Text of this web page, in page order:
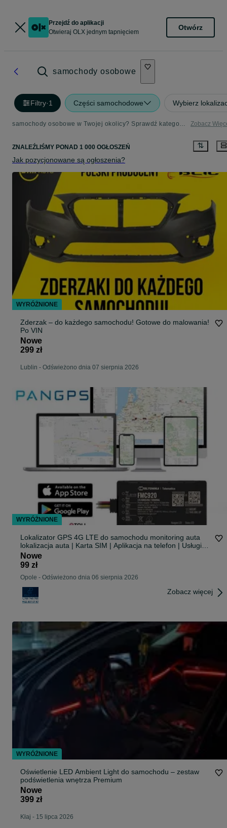
Przejdź do aplikacji
Otwieraj OLX jednym tapnięciem
Otwórz
samochody osobowe
Filtry·1 Części samochodowe Wybierz
samochody osobowe w Twojej okolicy? Sprawdź kategorię Części samochodowe Zobacz
ZNALEŹLIŚMY PONAD 1 000 OGŁOSZEŃ
Jak pozycjonowane są ogłoszenia?
Zderzak – do każdego samochodu! Gotowe do malowania!
Po VIN
Nowe
299 zł
Lublin - Odświeżono dnia 07 sierpnia 2026
Lokalizator GPS 4G LTE do samochodu monitoring auta
lokalizacja auta | Karta SIM | Aplikacja na telefon | Usługi
świadczymy na terenie całej Polski |
Nowe
99 zł
Opole - Odświeżono dnia 06 sierpnia 2026
Zobacz więcej
Oświetlenie LED Ambient Light do samochodu – zestaw
podświetlenia wnętrza Premium
Nowe
399 zł
Kłaj - 15 lipca 2026
WYRÓŻNIONE
WYRÓŻNIONE
WYRÓŻNIONE